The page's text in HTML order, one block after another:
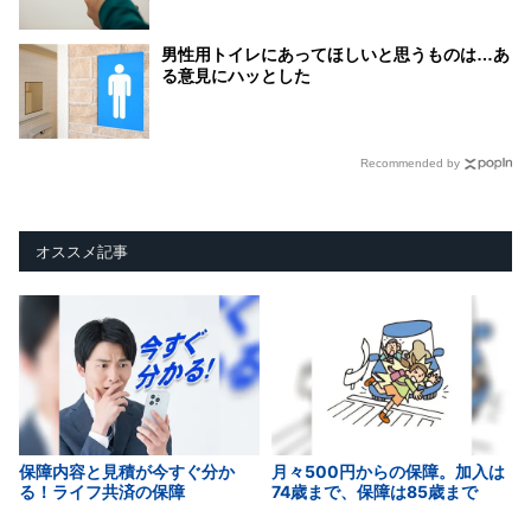
男性用トイレにあってほしいと思うものは…あ
る意見にハッとした
Recommended by
オススメ記事
保障内容と見積が今すぐ分か
る！ライフ共済の保障
月々500円からの保障。加入は
74歳まで、保障は85歳まで